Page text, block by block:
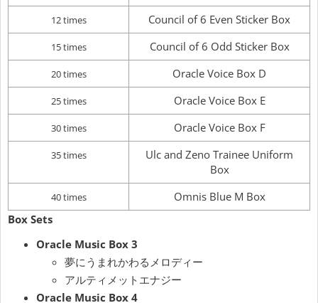
12 times Council of 6 Even Sticker Box
15 times Council of 6 Odd Sticker Box
20 times Oracle Voice Box D
25 times Oracle Voice Box E
30 times Oracle Voice Box F
35 times
Ulc and Zeno Trainee Uniform
Box
40 times
Omnis Blue M Box
Box Sets
Oracle Music Box 3
夢にうまれかわるメロディー
アルティメットエナジー
Oracle Music Box 4